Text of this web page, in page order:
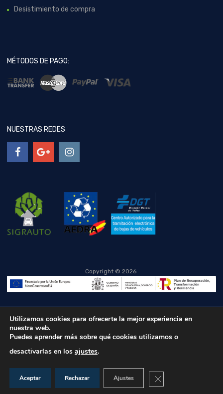
Desistimiento de compra
MÉTODOS DE PAGO:
NUESTRAS REDES
Copyright © 2026
Utilizamos cookies para ofrecerte la mejor experiencia en
nuestra web.
Puedes aprender más sobre qué cookies utilizamos o
desactivarlas en los ajustes.
Aceptar Rechazar Ajustes Cerrar el banner de